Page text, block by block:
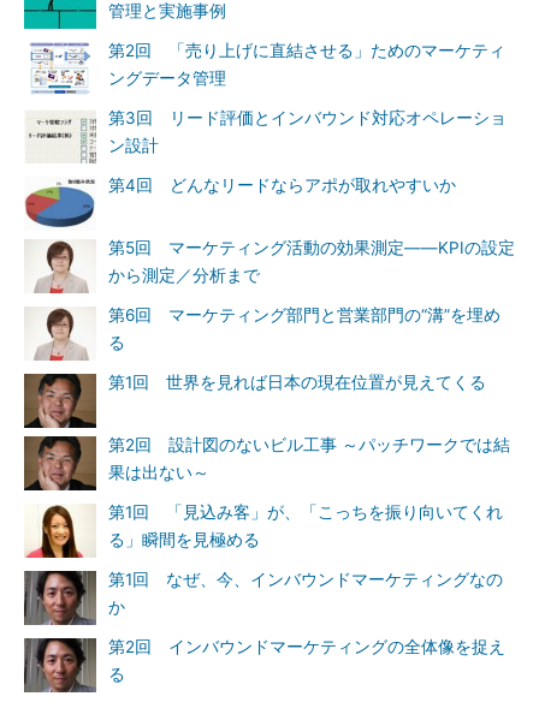
管理と実施事例
第2回 「売り上げに直結させる」ためのマーケティ
ングデータ管理
第3回 リード評価とインバウンド対応オペレーショ
ン設計
第4回 どんなリードならアポが取れやすいか
第5回 マーケティング活動の効果測定――KPIの設定
から測定／分析まで
第6回 マーケティング部門と営業部門の“溝”を埋め
る
第1回 世界を見れば日本の現在位置が見えてくる
第2回 設計図のないビル工事 ～パッチワークでは結
果は出ない～
第1回 「見込み客」が、「こっちを振り向いてくれ
る」瞬間を見極める
第1回 なぜ、今、インバウンドマーケティングなの
か
第2回 インバウンドマーケティングの全体像を捉え
る